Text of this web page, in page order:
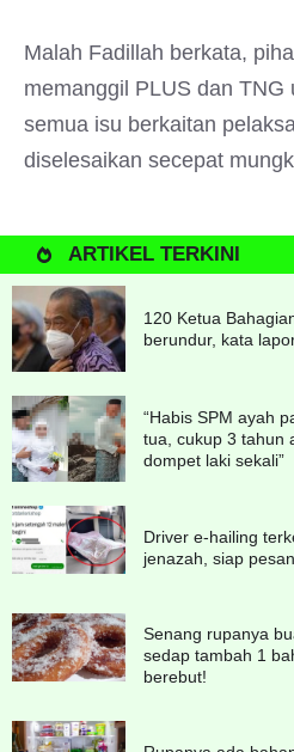
Malah Fadillah berkata,
memanggil PLUS dan TNG
semua isu berkaitan
diselesaikan secepat
ARTIKEL TERKINI
120 Ketua
berundur, kata
“Habis SPM ayah
tua, cukup 3 tahun
dompet laki sekali”
Driver e-hailing
jenazah, siap
Senang rupanya
sedap tambah 1
berebut!